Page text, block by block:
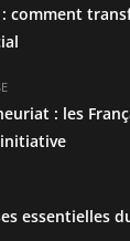
comment
: les
essentielles